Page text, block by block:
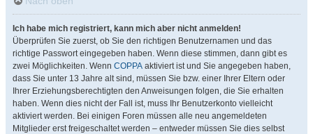
Ich habe mich registriert, kann mich aber nicht anmelden!
Überprüfen Sie zuerst, ob Sie den richtigen Benutzernamen und das
richtige Passwort eingegeben haben. Wenn diese stimmen, dann gibt es
zwei Möglichkeiten. Wenn COPPA aktiviert ist und Sie angegeben haben,
dass Sie unter 13 Jahre alt sind, müssen Sie bzw. einer Ihrer Eltern oder
Ihrer Erziehungsberechtigten den Anweisungen folgen, die Sie erhalten
haben. Wenn dies nicht der Fall ist, muss Ihr Benutzerkonto vielleicht
aktiviert werden. Bei einigen Foren müssen alle neu angemeldeten
Mitglieder erst freigeschaltet werden – entweder müssen Sie dies selbst